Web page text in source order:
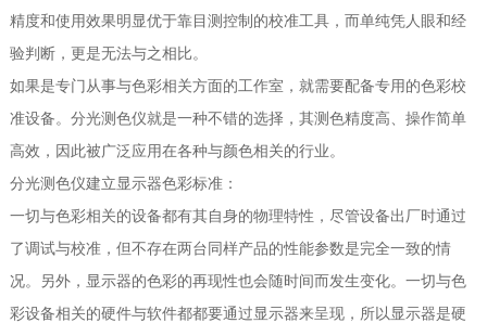
精度和使用效果明显优于靠目测控制的校准工具，而单纯凭人眼和经
验判断，更是无法与之相比。
如果是专门从事与色彩相关方面的工作室，就需要配备专用的色彩校
准设备。分光测色仪就是一种不错的选择，其测色精度高、操作简单
高效，因此被广泛应用在各种与颜色相关的行业。
分光测色仪建立显示器色彩标准：
一切与色彩相关的设备都有其自身的物理特性，尽管设备出厂时通过
了调试与校准，但不存在两台同样产品的性能参数是完全一致的情
况。另外，显示器的色彩的再现性也会随时间而发生变化。一切与色
彩设备相关的硬件与软件都都要通过显示器来呈现，所以显示器是硬